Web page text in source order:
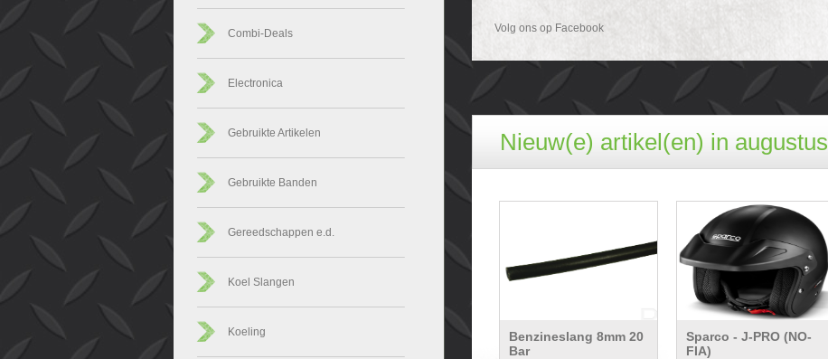
Combi-Deals
Electronica
Gebruikte Artikelen
Gebruikte Banden
Gereedschappen e.d.
Koel Slangen
Koeling
Volg ons op Facebook
Nieuw(e) artikel(en) in augustus
Benzineslang 8mm 20
Bar
Sparco - J-PRO (NO-
FIA)